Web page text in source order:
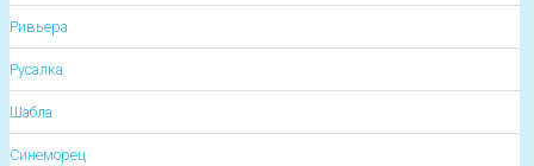
Ривьера
Русалка
Шабла
Синеморец